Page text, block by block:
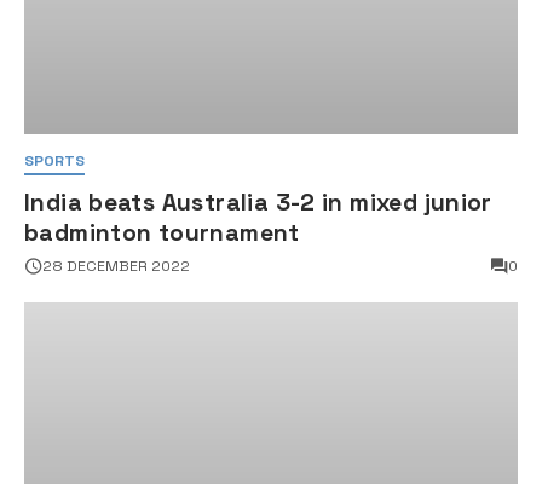
SPORTS
India beats Australia 3-2 in mixed junior
badminton tournament
28 DECEMBER 2022 0